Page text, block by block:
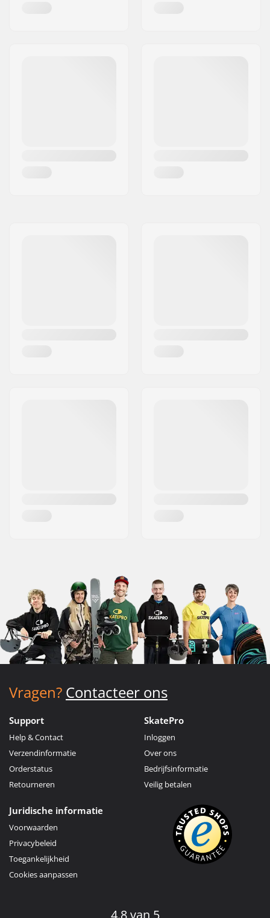
Vragen? Contacteer ons
Support
Help & Contact
Verzendinformatie
Orderstatus
Retourneren
SkatePro
Inloggen
Over ons
Bedrijfsinformatie
Veilig betalen
Juridische informatie
Voorwaarden
Privacybeleid
Toegankelijkheid
Cookies aanpassen